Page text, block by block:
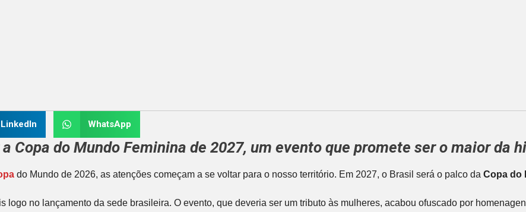
LinkedIn WhatsApp
Copa do Mundo Feminina de 2027, um evento que promete ser o maior
do Mundo de 2026, as atenções começam a se voltar para o nosso território. Em 2027, o Brasil será o palco da Copa do
logo no lançamento da sede brasileira. O evento, que deveria ser um tributo às mulheres, acabou ofuscado por